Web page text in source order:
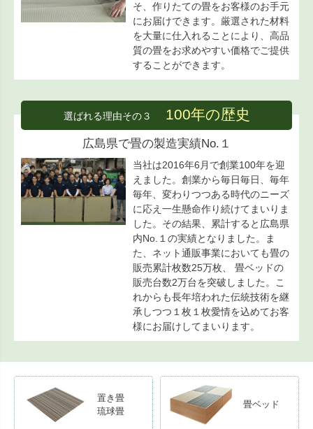
そ、作りたての畳をお客様のお手元
にお届けできます。厳選された材料
を大量に仕入れることにより、高品
質の畳をお求めやすい価格でご提供
することができます。
選ばれる理由その３ 100年の歴史
広島県で畳の製造実績No.１
当社は2016年6月で創業100年を迎
えました。創業から毎日毎日、毎年
毎年、変わりつつある時代のニーズ
に応え一生懸命作り続けてまいりま
した。その結果、累計すると広島県
内No.１の実績となりました。ま
た、ネット通販事業においても畳の
販売累計枚数25万枚、 畳ベッドの
販売台数2万台を突破しました。こ
れからも長年培われた伝統技術を継
承しつつ１枚１枚愛情を込めてお客
様にお届けしてまいります。
置き畳
琉球畳
畳ベッド